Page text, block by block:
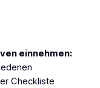
einnehmen:
Checkliste